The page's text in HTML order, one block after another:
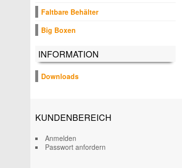
Faltbare Behälter
Big Boxen
INFORMATION
Downloads
KUNDENBEREICH
Anmelden
Passwort anfordern